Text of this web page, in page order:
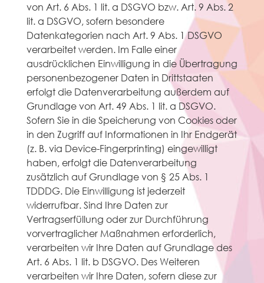
von Art. 6 Abs. 1 lit. a DSGVO bzw. Art. 9 Abs. 2
lit. a DSGVO, sofern besondere
Datenkategorien nach Art. 9 Abs. 1 DSGVO
verarbeitet werden. Im Falle einer
ausdrücklichen Einwilligung in die Übertragung
personenbezogener Daten in Drittstaaten
erfolgt die Datenverarbeitung außerdem auf
Grundlage von Art. 49 Abs. 1 lit. a DSGVO.
Sofern Sie in die Speicherung von Cookies oder
in den Zugriff auf Informationen in Ihr Endgerät
(z. B. via Device-Fingerprinting) eingewilligt
haben, erfolgt die Datenverarbeitung
zusätzlich auf Grundlage von § 25 Abs. 1
TDDDG. Die Einwilligung ist jederzeit
widerrufbar. Sind Ihre Daten zur
Vertragserfüllung oder zur Durchführung
vorvertraglicher Maßnahmen erforderlich,
verarbeiten wir Ihre Daten auf Grundlage des
Art. 6 Abs. 1 lit. b DSGVO. Des Weiteren
verarbeiten wir Ihre Daten, sofern diese zur